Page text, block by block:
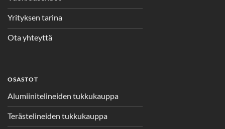
Yrityksen tarina
Ota yhteyttä
OSASTOT
Alumiinitelineiden tukkukauppa
Terästelineiden tukkukauppa